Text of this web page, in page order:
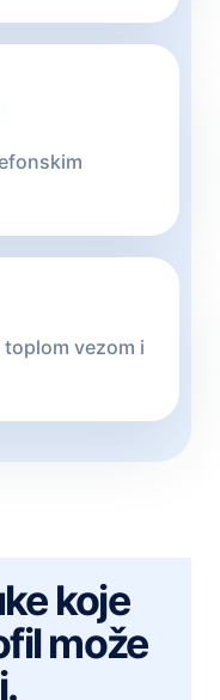
vezom i
koje
može